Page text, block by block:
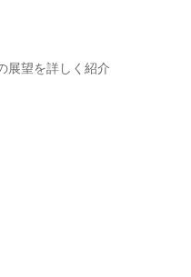
展望を詳しく紹介